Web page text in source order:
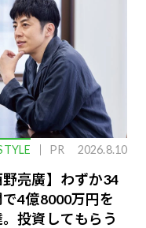
PR 2026.8.10
野亮廣】わずか34
で4億8000万円を
。投資してもらう